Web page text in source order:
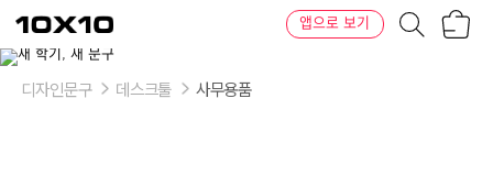
텐
바
텐
앱으로 보기
디자인문구 데스크툴 사무용품